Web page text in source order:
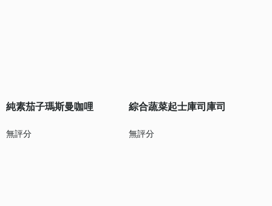
純素茄子瑪斯曼咖哩
無評分
綜合蔬菜起士庫司庫司
無評分